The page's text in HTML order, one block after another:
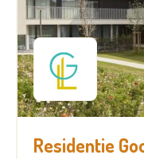
Residentie